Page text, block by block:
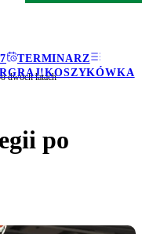
TERMINARZ
GRAJ!KOSZYKÓWKA
dwóch latach
po